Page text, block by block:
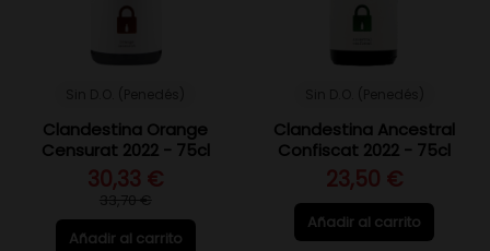
Clandestina Orange
Censurat 2022 - 75cl
30,33 €
33,70 €
Añadir al carrito
Clandestina Ancestral
Confiscat 2022 - 75cl
23,50 €
Añadir al carrito